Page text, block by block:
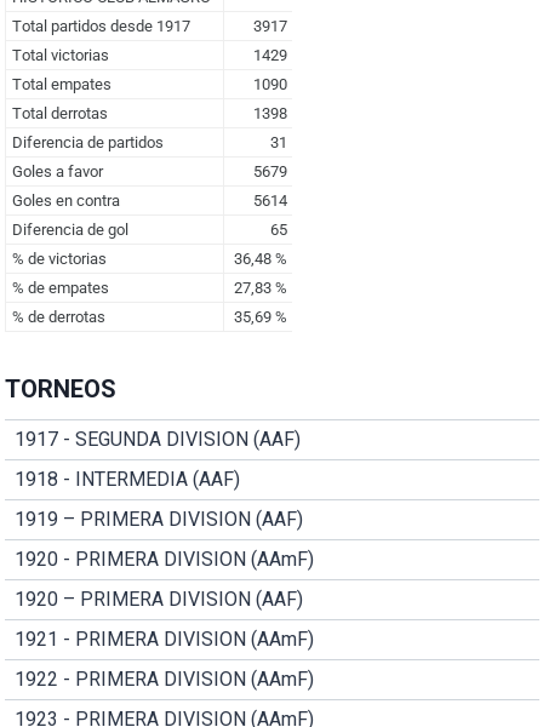
TORNEOS
1917 - SEGUNDA DIVISION (AAF)
1918 - INTERMEDIA (AAF)
1919 – PRIMERA DIVISION (AAF)
1920 - PRIMERA DIVISION (AAmF)
1920 – PRIMERA DIVISION (AAF)
1921 - PRIMERA DIVISION (AAmF)
1922 - PRIMERA DIVISION (AAmF)
1923 - PRIMERA DIVISION (AAmF)